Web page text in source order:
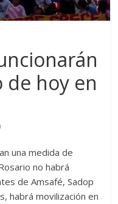
hoy en
una medida de
no habrá
de Amsafé, Sadop
habrá movilización en